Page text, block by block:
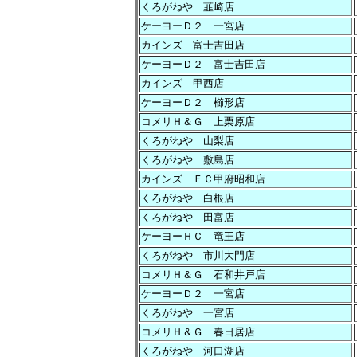
くろがねや 韮崎店
ケーヨーＤ２ 一宮店
カインズ 富士吉田店
ケーヨーＤ２ 富士吉田店
カインズ 甲西店
ケーヨーＤ２ 櫛形店
コメリＨ＆Ｇ 上栗原店
くろがねや 山梨店
くろがねや 敷島店
カインズ ＦＣ甲府昭和店
くろがねや 白根店
くろがねや 田富店
ケーヨーＨＣ 竜王店
くろがねや 市川大門店
コメリＨ＆Ｇ 石和井戸店
ケーヨーＤ２ 一宮店
くろがねや 一宮店
コメリＨ＆Ｇ 春日居店
くろがねや 河口湖店